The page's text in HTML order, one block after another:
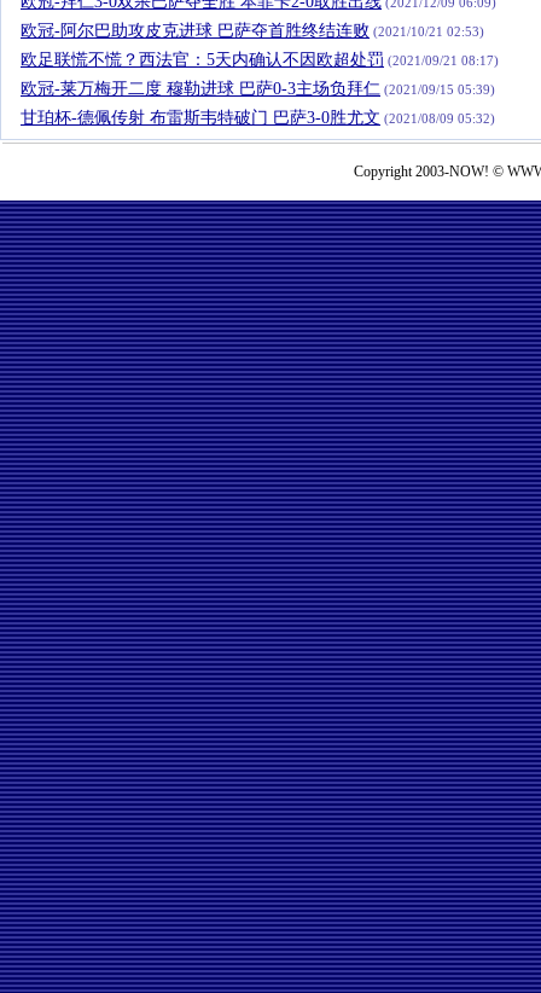
欧冠-阿尔巴助攻皮克进球 巴萨夺首胜终结连败 (2021/10/21 02:53)
欧足联慌不慌？西法官：5天内确认不因欧超处罚 (2021/09/21 08:17)
欧冠-莱万梅开二度 穆勒进球 巴萨0-3主场负拜仁 (2021/09/15 05:39)
甘珀杯-德佩传射 布雷斯韦特破门 巴萨3-0胜尤文 (2021/08/09 05:32)
Copyright 2003-NOW! ©